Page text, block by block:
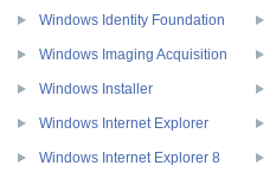
Windows Identity Foundation
Windows Imaging Acquisition
Windows Installer
Windows Internet Explorer
Windows Internet Explorer 8